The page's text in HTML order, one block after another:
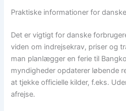
Praktiske informationer for
Det er vigtigt for danske
viden om indrejsekrav, priser og
man planlægger en ferie til
myndigheder opdaterer løbende
at tjekke officielle kilder, f.eks.
afrejse.